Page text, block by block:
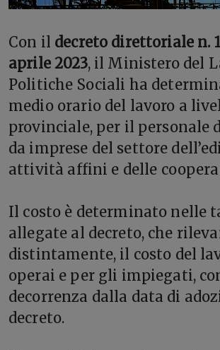
Con il decreto direttoriale n.
aprile 2023, il Ministero del
Politiche Sociali ha
medio orario del lavoro a
provinciale, per il personale
da imprese del settore
attività affini e delle
Il costo è determinato nelle
allegate al decreto, che
distintamente, il costo del
operai e per gli impiegati,
decorrenza dalla data di
decreto.